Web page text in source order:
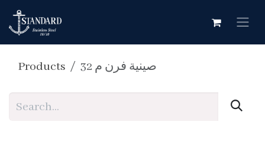
Skip to Content
Products صينية فرن م 32